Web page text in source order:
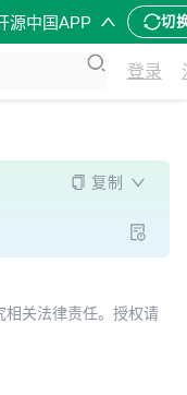
源中国APP 切
登录
复制
相关法律责任。授权请